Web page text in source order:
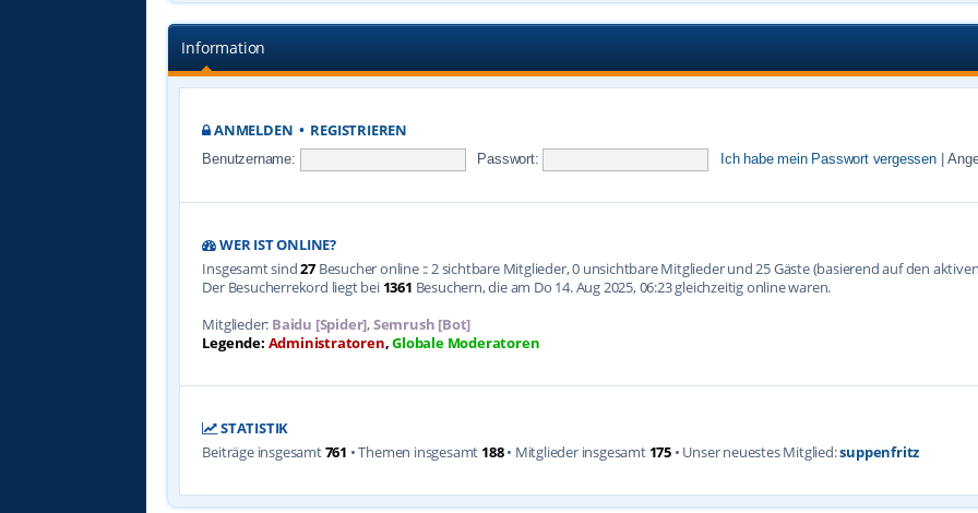
Information
ANMELDEN • REGISTRIEREN
Benutzername: Passwort: Ich habe mein Passwort vergessen
WER IST ONLINE?
Insgesamt sind27 Besucher online :: 2 sichtbare Mitglieder, 0 unsichtbare Mitglieder und 25 Gäste (basierend auf den
Der Besucherrekord liegt bei 1361 Besuchern, die am Do 14. Aug 2025, 06:23 gleichzeitig online waren.
Mitglieder: Baidu [Spider],Semrush [Bot]
Legende: Administratoren,Globale Moderatoren
STATISTIK
Beiträge insgesamt761 • Themen insgesamt 188• Mitglieder insgesamt 175 • Unser neuestes Mitglied:suppenfritz